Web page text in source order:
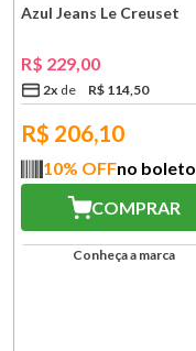
Azul Jeans Le Creuset
R$ 229,00
2x R$ 114,50
R$ 206,10
10% OFFno boleto
COMPRAR
Conheça a marca